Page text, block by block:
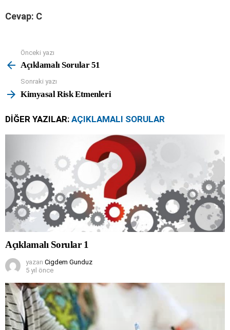
Cevap: C
more
Önceki yazı
Açıklamalı Sorular 51
Sonraki yazı
Kimyasal Risk Etmenleri
DIĞER YAZILAR: AÇIKLAMALI SORULAR
Açıklamalı Sorular 1
yazan Cigdem Gunduz
5 yıl önce